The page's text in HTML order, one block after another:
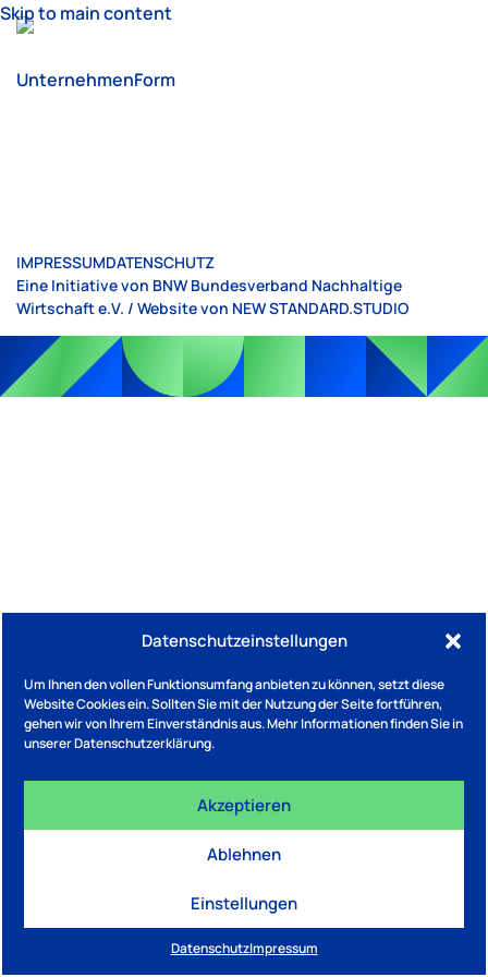
Datenschutzeinstellungen
Um Ihnen den vollen Funktionsumfang anbieten zu können, setzt diese
Website Cookies ein. Sollten Sie mit der Nutzung der Seite fortführen,
gehen wir von Ihrem Einverständnis aus. Mehr Informationen finden Sie in
unserer Datenschutzerklärung.
Akzeptieren
Ablehnen
Einstellungen
DatenschutzImpressum
Skip to main content
UnternehmenForm
IMPRESSUMDATENSCHUTZ
Eine Initiative von BNW Bundesverband Nachhaltige
Wirtschaft e.V. / Website von NEW STANDARD.STUDIO